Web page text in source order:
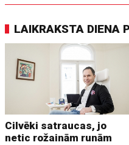
LAIKRAKSTA DIENA
Cilvēki satraucas, jo
netic rožainām runām